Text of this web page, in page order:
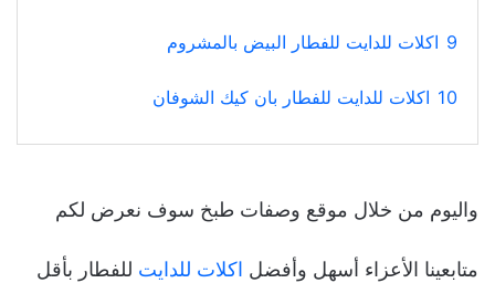
9 اكلات للدايت للفطار البيض بالمشروم
10 اكلات للدايت للفطار بان كيك الشوفان
واليوم من خلال موقع وصفات طبخ سوف نعرض لكم
متابعينا الأعزاء أسهل وأفضل اكلات للدايت للفطار بأقل